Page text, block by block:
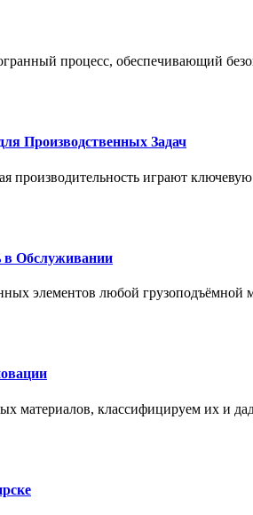
процесс, обеспечивающий
Производственных Задач
играют
в Обслуживании
элементов любой
материалов, классифицируем их и